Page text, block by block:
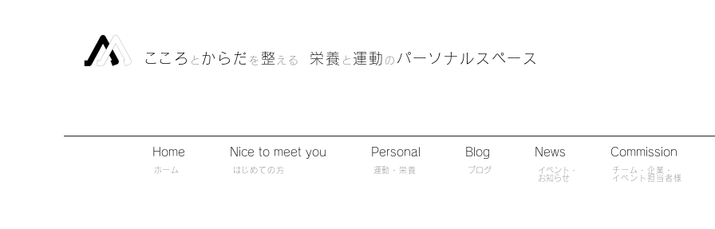
​こころ と からだ を 整 える 栄養 と 運動 の パーソナルスペース
Home Nice to meet you Personal Blog News Commission
​ホーム ​はじめての方 ​運動・栄養 ブログ
チーム・企業・
イベント担当者様
​イベント・
​お知らせ